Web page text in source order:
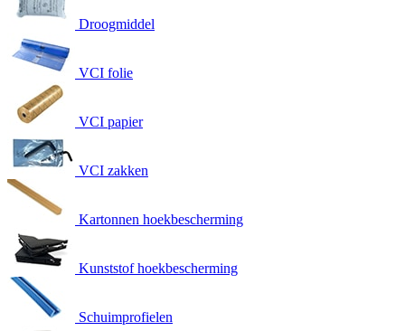
Droogmiddel
VCI folie
VCI papier
VCI zakken
Kartonnen hoekbescherming
Kunststof hoekbescherming
Schuimprofielen